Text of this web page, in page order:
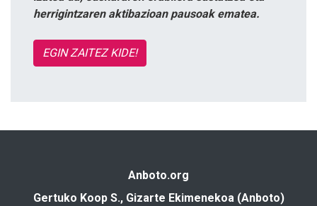
herrigintzaren aktibazioan pausoak ematea.
EGIN ZAITEZ KIDE!
Anboto.org
Gertuko Koop S., Gizarte Ekimenekoa (Anboto)